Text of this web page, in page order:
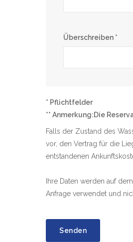
Überschreiben *
* Pflichtfelder
** Anmerkung:Die
Falls der Zustand des
vor, den Vertrag für die
entstandenen
Ihre Daten werden auf
Anfrage verwendet und